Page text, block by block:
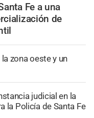
Fe a una
de
zona oeste y un
judicial en la
la Policía de Santa Fe